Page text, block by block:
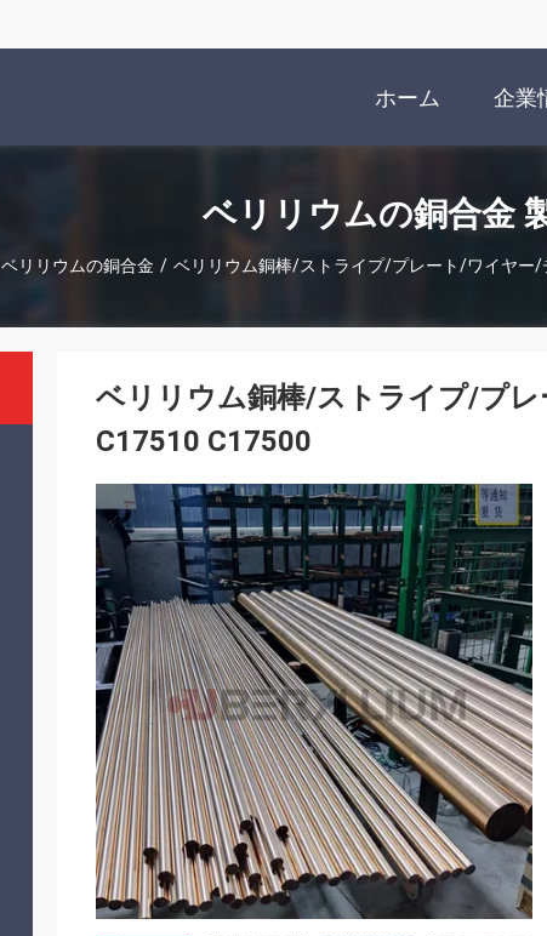
ホーム 企業
ベリリウムの銅合金
ベリリウムの銅合金 / ベリリウム銅棒/ストライプ/プレート/ワイヤー/
ベリリウム銅棒/ストライプ/プ
C17510 C17500